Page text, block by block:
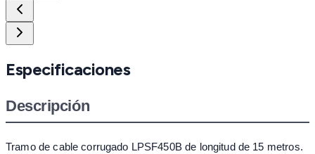
Especificaciones
Descripción
Tramo de cable corrugado LPSF450B de longitud de 15 metros.